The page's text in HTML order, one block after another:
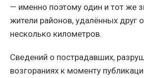
— именно поэтому один и тот же
жители районов, удалённых друг
несколько километров.
Сведений о пострадавших,
возгораниях к моменту